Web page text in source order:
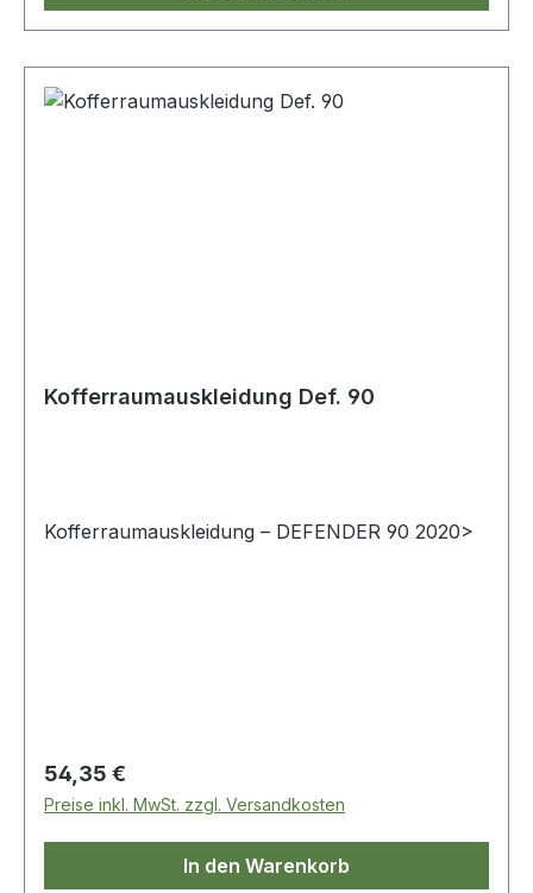
Kofferraumauskleidung Def. 90
Kofferraumauskleidung – DEFENDER 90 2020>
Regulärer Preis:
54,35 €
Preise inkl. MwSt. zzgl. Versandkosten
In den Warenkorb